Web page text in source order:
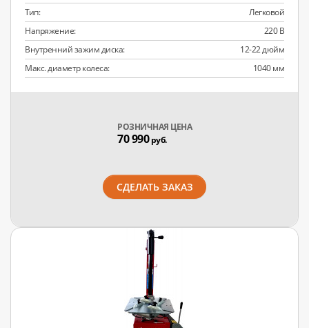
Тип:
Легковой
Напряжение:
220 В
Внутренний зажим диска:
12-22 дюйм
Макс. диаметр колеса:
1040 мм
РОЗНИЧНАЯ ЦЕНА
70 990руб.
СДЕЛАТЬ ЗАКАЗ